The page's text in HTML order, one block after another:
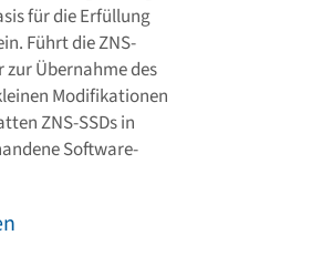
für die Erfüllung
Führt die ZNS-
zur Übernahme des
Modifikationen
ZNS-SSDs in
Software-